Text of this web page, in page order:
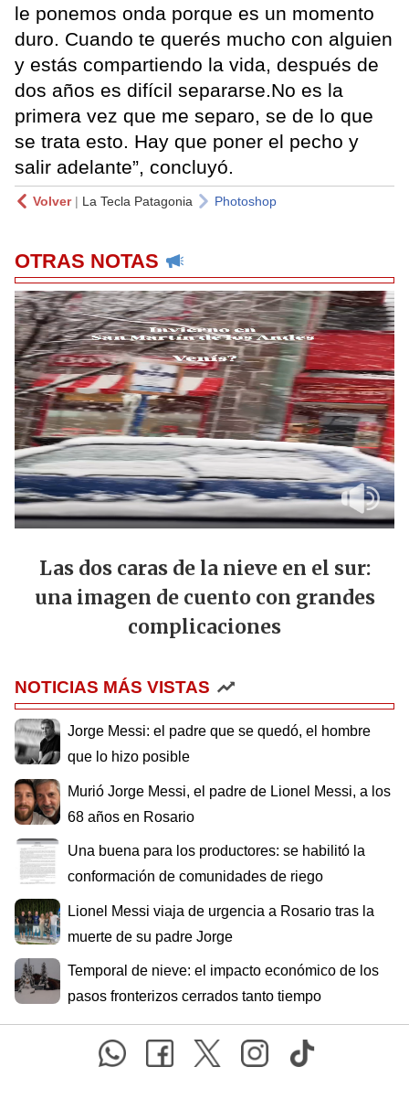
le ponemos onda porque es un momento
duro. Cuando te querés mucho con alguien
y estás compartiendo la vida, después de
dos años es difícil separarse.No es la
primera vez que me separo, se de lo que
se trata esto. Hay que poner el pecho y
salir adelante”, concluyó.
Volver| La Tecla Patagonia Photoshop
OTRAS NOTAS
Las dos caras de la nieve en el sur:
una imagen de cuento con grandes
complicaciones
NOTICIAS MÁS VISTAS
Jorge Messi: el padre que se quedó, el hombre
que lo hizo posible
Murió Jorge Messi, el padre de Lionel Messi, a los
68 años en Rosario
Una buena para los productores: se habilitó la
conformación de comunidades de riego
Lionel Messi viaja de urgencia a Rosario tras la
muerte de su padre Jorge
Temporal de nieve: el impacto económico de los
pasos fronterizos cerrados tanto tiempo